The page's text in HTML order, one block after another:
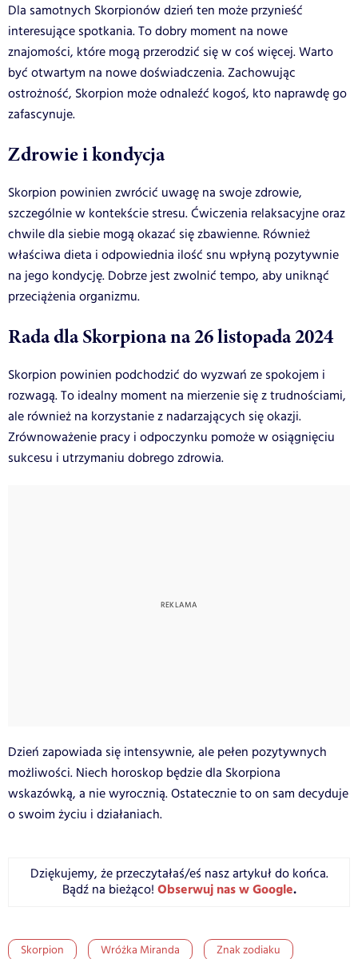
Dla samotnych Skorpionów dzień ten może przynieść
interesujące spotkania. To dobry moment na nowe
znajomości, które mogą przerodzić się w coś więcej. Warto
być otwartym na nowe doświadczenia. Zachowując
ostrożność, Skorpion może odnaleźć kogoś, kto naprawdę go
zafascynuje.
Zdrowie i kondycja
Skorpion powinien zwrócić uwagę na swoje zdrowie,
szczególnie w kontekście stresu. Ćwiczenia relaksacyjne oraz
chwile dla siebie mogą okazać się zbawienne. Również
właściwa dieta i odpowiednia ilość snu wpłyną pozytywnie
na jego kondycję. Dobrze jest zwolnić tempo, aby uniknąć
przeciążenia organizmu.
Rada dla Skorpiona na 26 listopada 2024
Skorpion powinien podchodzić do wyzwań ze spokojem i
rozwagą. To idealny moment na mierzenie się z trudnościami,
ale również na korzystanie z nadarzających się okazji.
Zrównoważenie pracy i odpoczynku pomoże w osiągnięciu
sukcesu i utrzymaniu dobrego zdrowia.
Dzień zapowiada się intensywnie, ale pełen pozytywnych
możliwości. Niech horoskop będzie dla Skorpiona
wskazówką, a nie wyrocznią. Ostatecznie to on sam decyduje
o swoim życiu i działaniach.
Dziękujemy, że przeczytałaś/eś nasz artykuł do końca.
Bądź na bieżąco! Obserwuj nas w Google.
Skorpion Wróżka Miranda
Znak zodiaku